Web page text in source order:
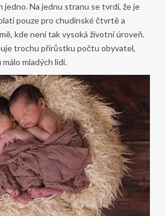
jedno. Na jednu stranu se tvrdí, že je
pouze pro chudinské čtvrtě a
kde není tak vysoká životní úroveň.
trochu přírůstku počtu obyvatel,
mladých lidí.